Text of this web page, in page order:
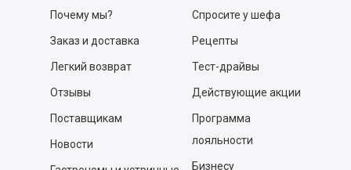
Почему мы?
Заказ и доставка
Легкий возврат
Отзывы
Поставщикам
Новости
Спросите у шефа
Рецепты
Тест-драйвы
Действующие акции
Программа
лояльности
Бизнесу